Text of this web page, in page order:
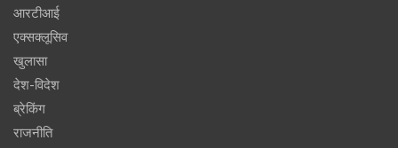
आरटीआई
एक्सक्लूसिव
खुलासा
देश-विदेश
ब्रेकिंग
राजनीति